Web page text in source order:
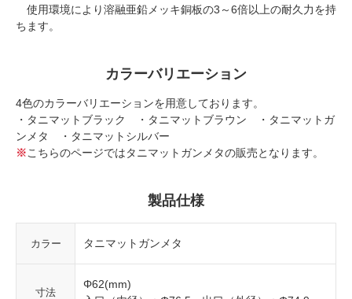
使用環境により溶融亜鉛メッキ銅板の3～6倍以上の耐久力を持
ちます。
カラーバリエーション
4色のカラーバリエーションを用意しております。
・タニマットブラック ・タニマットブラウン ・タニマットガ
ンメタ ・タニマットシルバー
※こちらのページではタニマットガンメタの販売となります。
製品仕様
カラー タニマットガンメタ
寸法
Φ62(mm)